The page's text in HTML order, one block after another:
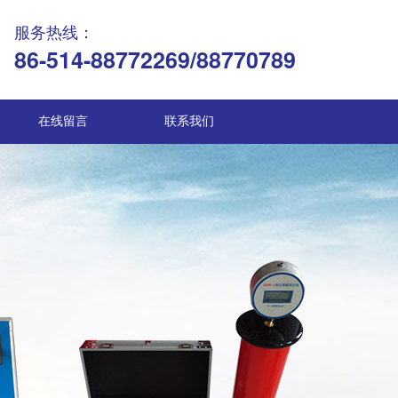
服务热线：
86-514-88772269/88770789
在线留言 联系我们